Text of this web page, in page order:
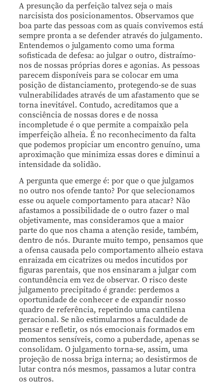
A presunção da perfeição talvez seja o mais
narcisista dos posicionamentos. Observamos que
boa parte das pessoas com as quais convivemos está
sempre pronta a se defender através do julgamento.
Entendemos o julgamento como uma forma
sofisticada de defesa: ao julgar o outro, distraímo-
nos de nossas próprias dores e agonias. As pessoas
parecem disponíveis para se colocar em uma
posição de distanciamento, protegendo-se de suas
vulnerabilidades através de um afastamento que se
torna inevitável. Contudo, acreditamos que a
consciência de nossas dores e de nossa
incompletude é o que permite a compaixão pela
imperfeição alheia. É no reconhecimento da falta
que podemos propiciar um encontro genuíno, uma
aproximação que minimiza essas dores e diminui a
intensidade da solidão.
A pergunta que emerge é: por que o que julgamos
no outro nos ofende tanto? Por que selecionamos
esse ou aquele comportamento para atacar? Não
afastamos a possibilidade de o outro fazer o mal
objetivamente, mas consideramos que a maior
parte do que nos chama a atenção reside, também,
dentro de nós. Durante muito tempo, pensamos que
a ofensa causada pelo comportamento alheio estava
enraizada em cicatrizes ou medos incutidos por
figuras parentais, que nos ensinaram a julgar com
contundência em vez de observar. O risco deste
julgamento precipitado é grande: perdemos a
oportunidade de conhecer e de expandir nosso
quadro de referência, repetindo uma cantilena
geracional. Se não estimularmos a faculdade de
pensar e refletir, os nós emocionais formados em
momentos sensíveis, como a puberdade, apenas se
consolidam. O julgamento torna-se, assim, uma
projeção de nossa briga interna; ao desistirmos de
lutar contra nós mesmos, passamos a lutar contra
os outros.